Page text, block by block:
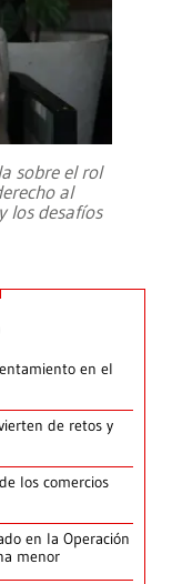
sobre el rol
al
los desafíos
en el
de retos y
los comercios
en la Operación
menor